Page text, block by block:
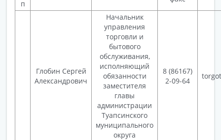
п
Глобин Сергей
Александрович
Начальник
управления
торговли и
бытового
обслуживания,
исполняющий
обязанности
заместителя
главы
администрации
Туапсинского
муниципального
округа
8 (86167)
2-09-64